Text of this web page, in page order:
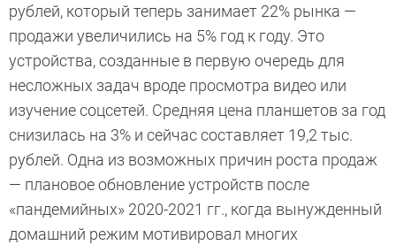
рублей, который теперь занимает 22% рынка —
продажи увеличились на 5% год к году. Это
устройства, созданные в первую очередь для
несложных задач вроде просмотра видео или
изучение соцсетей. Средняя цена планшетов за год
снизилась на 3% и сейчас составляет 19,2 тыс.
рублей. Одна из возможных причин роста продаж
— плановое обновление устройств после
«пандемийных» 2020-2021 гг., когда вынужденный
домашний режим мотивировал многих